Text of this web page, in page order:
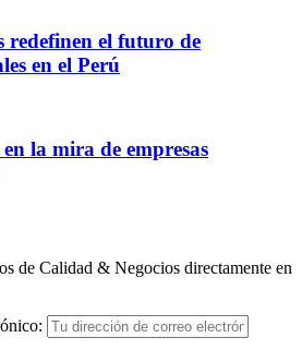
redefinen el futuro de
en el Perú
la mira de empresas
de Calidad & Negocios directamente en